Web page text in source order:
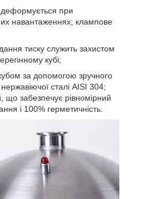
деформується при
навантаженнях; клампове
тиску служить захистом
кубі;
за допомогою зручного
сталі AISI 304;
що забезпечує рівномірний
і 100% герметичність.